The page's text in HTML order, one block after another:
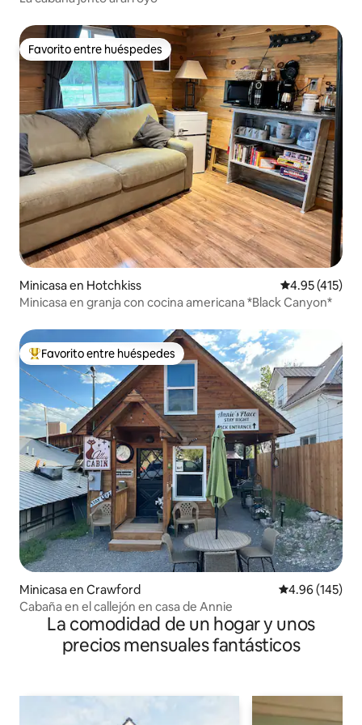
Favorito entre huéspedes
Favorito entre huéspedes
Minicasa en Hotchkiss Calificación
4.95 (415)
Minicasa en granja con cocina americana *Black Canyon*
Favorito entre huéspedes preferido
Favorito entre huéspedes
Minicasa en Crawford Calificación
4.96 (145)
Cabaña en el callejón en casa de Annie
La comodidad de un hogar y unos
precios mensuales fantásticos